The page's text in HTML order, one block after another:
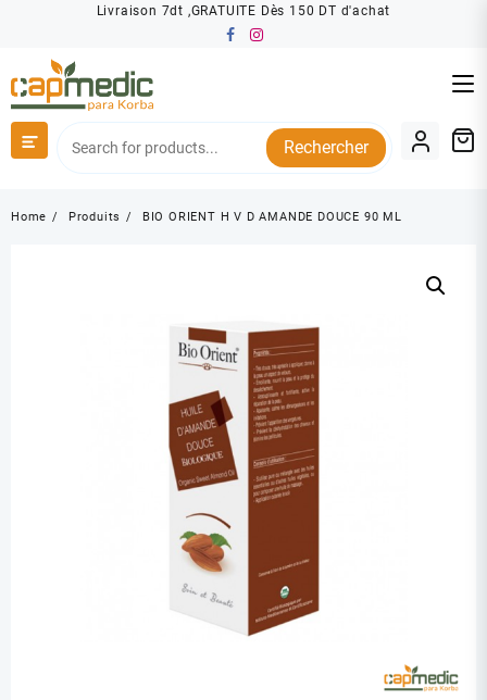
Livraison 7dt ,GRATUITE Dès 150 DT d'achat
Rechercher
Home Produits BIO ORIENT H V D AMANDE DOUCE 90 ML